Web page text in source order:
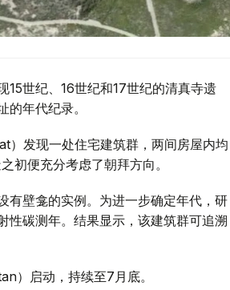
15世纪、16世纪和17世纪的清真寺遗
年代纪录。
）发现一处住宅建筑群，两间房屋内均
初便充分考虑了朝拜方向。
有壁龛的实例。为进一步确定年代，研
性碳测年。结果显示，该建筑群可追溯
）启动，持续至7月底。